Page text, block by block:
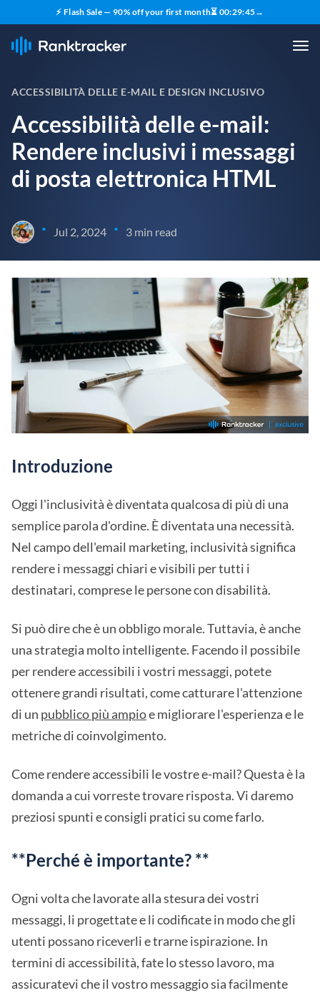
⚡ Flash Sale — 90% off your first month⏳ 00:29:44→
ACCESSIBILITÀ DELLE E-MAIL E DESIGN INCLUSIVO
Accessibilità delle e-mail:
Rendere inclusivi i messaggi
di posta elettronica HTML
• Jul 2, 2024 • 3 min read
Introduzione
Oggi l'inclusività è diventata qualcosa di più di una
semplice parola d'ordine. È diventata una necessità.
Nel campo dell'email marketing, inclusività significa
rendere i messaggi chiari e visibili per tutti i
destinatari, comprese le persone con disabilità.
Si può dire che è un obbligo morale. Tuttavia, è anche
una strategia molto intelligente. Facendo il possibile
per rendere accessibili i vostri messaggi, potete
ottenere grandi risultati, come catturare l'attenzione
di un pubblico più ampioe migliorare l'esperienza e le
metriche di coinvolgimento.
Come rendere accessibili le vostre e-mail? Questa è la
domanda a cui vorreste trovare risposta. Vi daremo
preziosi spunti e consigli pratici su come farlo.
**Perché è importante? **
Ogni volta che lavorate alla stesura dei vostri
messaggi, li progettate e li codificate in modo che gli
utenti possano riceverli e trarne ispirazione. In
termini di accessibilità, fate lo stesso lavoro, ma
assicuratevi che il vostro messaggio sia facilmente